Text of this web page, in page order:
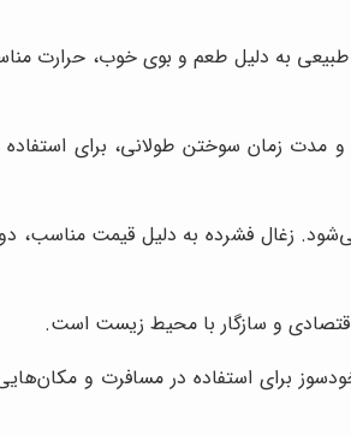
طبیعی به دلیل طعم و بوی خوب، حرارت
و مدت زمان سوختن طولانی، برای
زغال فشرده به دلیل قیمت مناسب،
و سازگار با محیط زیست است.
برای استفاده در مسافرت و